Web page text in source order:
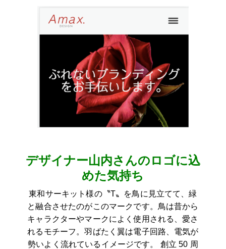
デザイナー山内さんのロゴに込
めた気持ち
東和サーキット様の〝T〟を鳥に見立てて、緑
と融合させたのがこのマークです。鳥は昔から
キャラクターやマークによく使用される、愛さ
れるモチーフ。羽ばたく翼は電子回路、電気が
勢いよく流れているイメージです。 創立 50 周